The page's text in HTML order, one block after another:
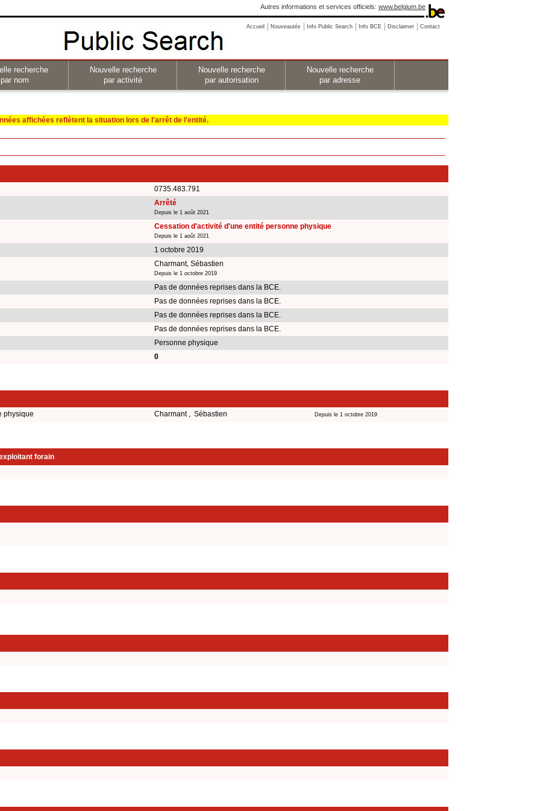
Autres informations et services officiels: www.belgium.be
Accueil Nouveautés Info Public Search Info BCE Disclaimer Contact
recherche
par nom
Nouvelle recherche
par activité
Nouvelle recherche
par autorisation
Nouvelle recherche
par adresse
affichées reflètent la situation lors de l'arrêt de l'entité.
0735.483.791
Arrêté
Depuis le 1 août 2021
Cessation d'activité d'une entité personne physique
Depuis le 1 août 2021
1 octobre 2019
Charmant, Sébastien
Depuis le 1 octobre 2019
Pas de données reprises dans la BCE.
Pas de données reprises dans la BCE.
Pas de données reprises dans la BCE.
Pas de données reprises dans la BCE.
Personne physique
0
physique
Charmant , Sébastien Depuis le 1 octobre 2019
forain